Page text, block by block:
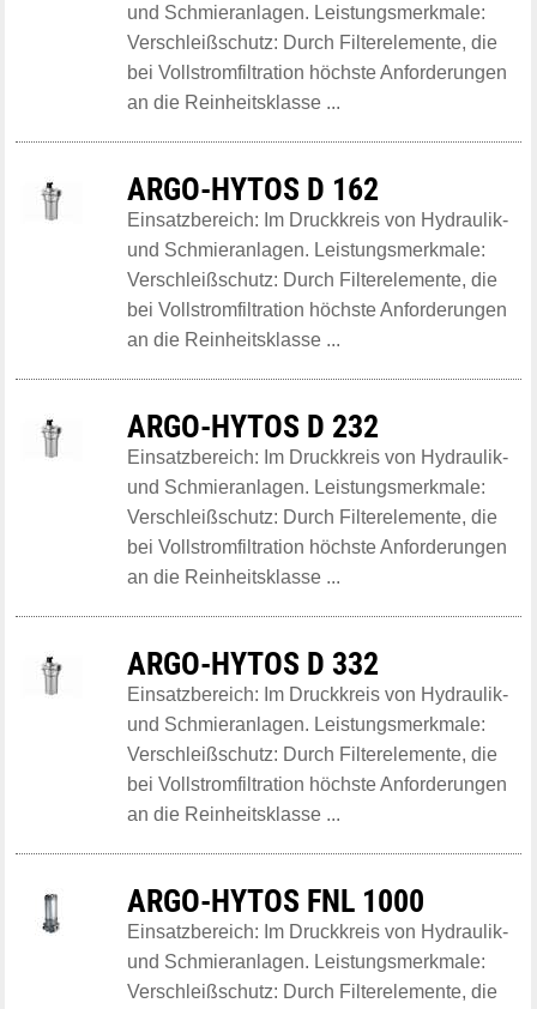
und Schmieranlagen. Leistungsmerkmale:
Verschleißschutz: Durch Filterelemente, die
bei Vollstromfiltration höchste Anforderungen
an die Reinheitsklasse ...
ARGO-HYTOS D 162
Einsatzbereich: Im Druckkreis von Hydraulik-
und Schmieranlagen. Leistungsmerkmale:
Verschleißschutz: Durch Filterelemente, die
bei Vollstromfiltration höchste Anforderungen
an die Reinheitsklasse ...
ARGO-HYTOS D 232
Einsatzbereich: Im Druckkreis von Hydraulik-
und Schmieranlagen. Leistungsmerkmale:
Verschleißschutz: Durch Filterelemente, die
bei Vollstromfiltration höchste Anforderungen
an die Reinheitsklasse ...
ARGO-HYTOS D 332
Einsatzbereich: Im Druckkreis von Hydraulik-
und Schmieranlagen. Leistungsmerkmale:
Verschleißschutz: Durch Filterelemente, die
bei Vollstromfiltration höchste Anforderungen
an die Reinheitsklasse ...
ARGO-HYTOS FNL 1000
Einsatzbereich: Im Druckkreis von Hydraulik-
und Schmieranlagen. Leistungsmerkmale:
Verschleißschutz: Durch Filterelemente, die